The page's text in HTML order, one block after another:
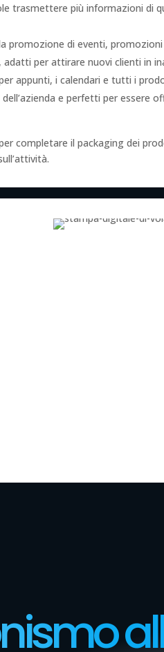
trasmettere più informazioni di
promozione di eventi,
, adatti per attirare nuovi clienti in
appunti, i calendari e tutti i
e perfetti per essere
completare il packaging dei